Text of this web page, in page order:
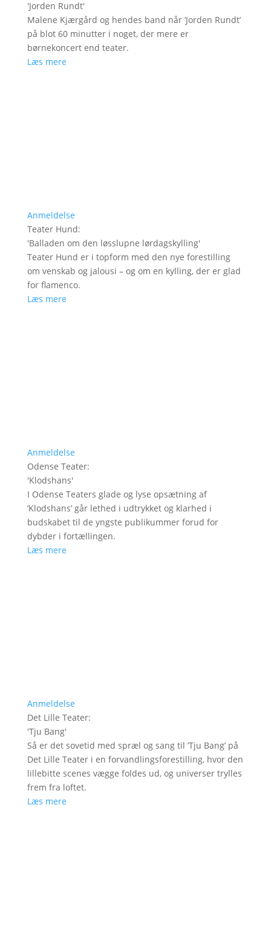
'Jorden Rundt'
Malene Kjærgård og hendes band når ’Jorden Rundt’
på blot 60 minutter i noget, der mere er
børnekoncert end teater.
Læs mere
Anmeldelse
Teater Hund:
'Balladen om den løsslupne lørdagskylling'
Teater Hund er i topform med den nye forestilling
om venskab og jalousi – og om en kylling, der er glad
for flamenco.
Læs mere
Anmeldelse
Odense Teater:
'Klodshans'
I Odense Teaters glade og lyse opsætning af
’Klodshans’ går lethed i udtrykket og klarhed i
budskabet til de yngste publikummer forud for
dybder i fortællingen.
Læs mere
Anmeldelse
Det Lille Teater:
'Tju Bang'
Så er det sovetid med spræl og sang til ’Tju Bang’ på
Det Lille Teater i en forvandlingsforestilling, hvor den
lillebitte scenes vægge foldes ud, og universer trylles
frem fra loftet.
Læs mere